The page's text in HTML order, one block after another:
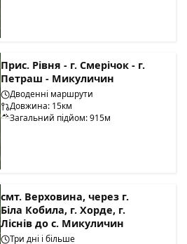
Прис. Рівня - г. Смерічок - г.
Петраш - Микуличин
Дводенні маршрути
Довжина: 15км
Загальний підйом: 915м
смт. Верховина, через г.
Біла Кобила, г. Хорде, г.
Ліснів до с. Микуличин
Три дні і більше